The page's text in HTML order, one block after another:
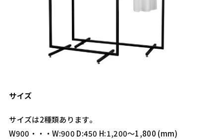
サイズ
サイズは2種類あります。
W900・・・W:900 D:450 H:1,200〜1,800 (mm)